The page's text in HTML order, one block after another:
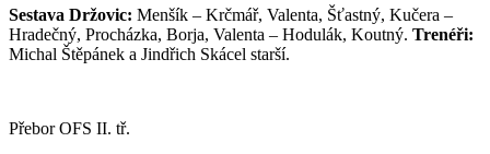
Sestava Držovic: Menšík – Krčmář, Valenta, Šťastný, Kučera –
Hradečný, Procházka, Borja, Valenta – Hodulák, Koutný. Trenéři:
Michal Štěpánek a Jindřich Skácel starší.
Přebor OFS II. tř.